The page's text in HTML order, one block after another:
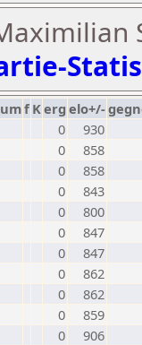
f Kerg elo+/-
0
930
0
858
0
858
0
843
0
800
0
847
0
847
0
862
0
862
0
859
0
906